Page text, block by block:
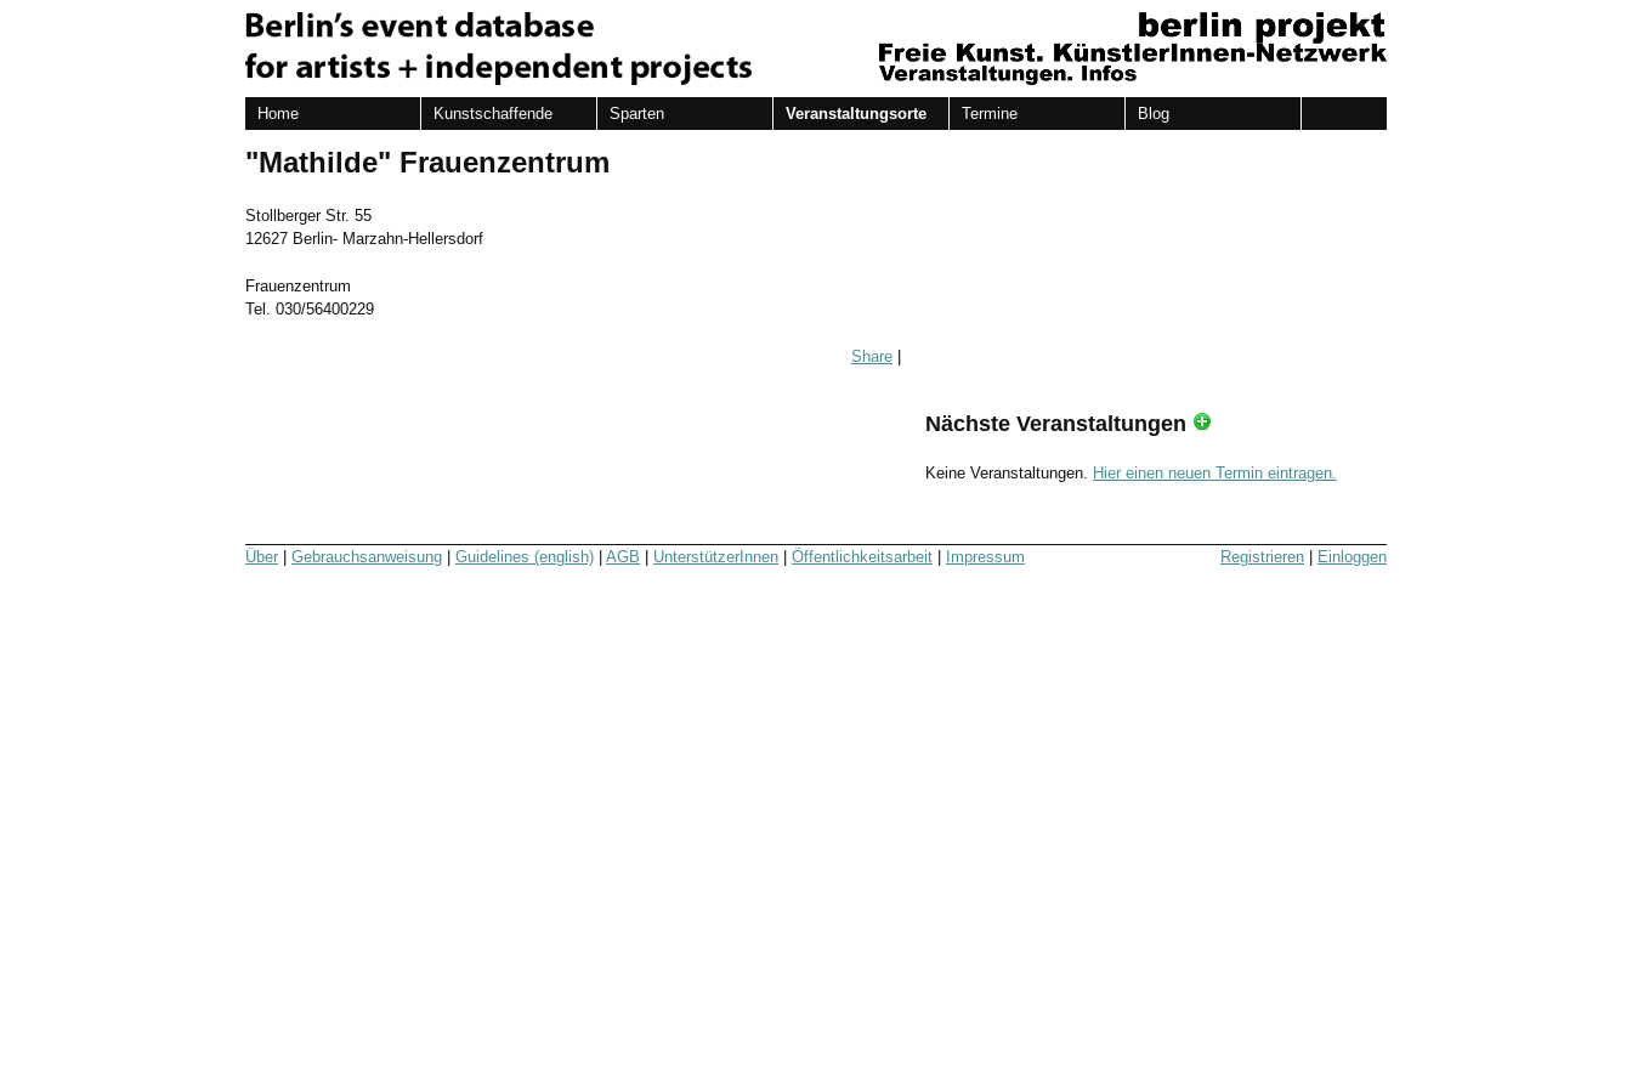
Home Kunstschaffende Sparten Veranstaltungsorte Termine Blog
"Mathilde" Frauenzentrum
Stollberger Str. 55
12627 Berlin- Marzahn-Hellersdorf
Frauenzentrum
Tel. 030/56400229
Share
Nächste Veranstaltungen
Keine Veranstaltungen. Hier einen neuen Termin eintragen.
Registrieren Einloggen
Über Gebrauchsanweisung Guidelines (english) AGB UnterstützerInnen Öffentlichkeitsarbeit Impressum